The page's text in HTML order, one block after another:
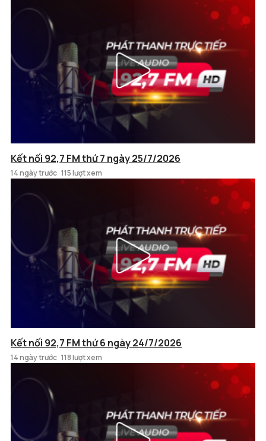
Kết nối 92,7 FM thứ 7 ngày 25/7/2026
14 ngày trước 115 lượt xem
Kết nối 92,7 FM thứ 6 ngày 24/7/2026
14 ngày trước 118 lượt xem